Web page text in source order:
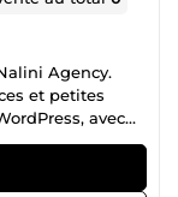
Agency.
et petites
avec
n'ont pas :
un site. Je